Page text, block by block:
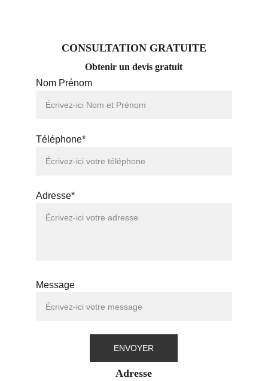
Nom Prénom
Téléphone*
Adresse*
Message
ENVOYER
Adresse
CONSULTATION GRATUITE
Obtenir un devis gratuit